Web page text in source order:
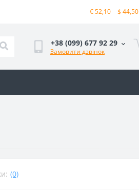
€ 52,10 $ 44,50
+38 (099) 677 92 29
Замовити дзвінок
(0)